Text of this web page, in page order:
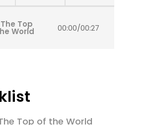
Top
World 00:00/00:27
Top of the World